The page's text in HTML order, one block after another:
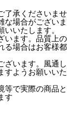
了承くださいませ
な場合がございま
いたします。
います。品質上の
る場合はお客様都
ざいます。風通し
すようお願いいた
等で実際の商品と
す